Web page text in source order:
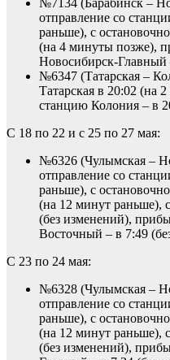
№7134 (Барабинск –
отправление со
раньше), с
(на 4 минуты позже),
Новосибирск-
№6347 (Татарская –
Татарская в 20:02 (на
станцию Колония – в
С 18 по 22 и с 25 по 27 мая:
№6326 (Чулымская –
отправление со
раньше), с
(на 12 минут раньше),
(без изменений),
Восточный – в 7:49
С 23 по 24 мая:
№6328 (Чулымская –
отправление со
раньше), с
(на 12 минут раньше),
(без изменений),